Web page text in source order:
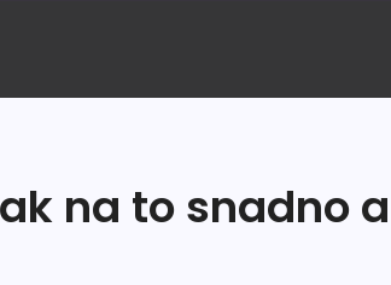
na to snadno a